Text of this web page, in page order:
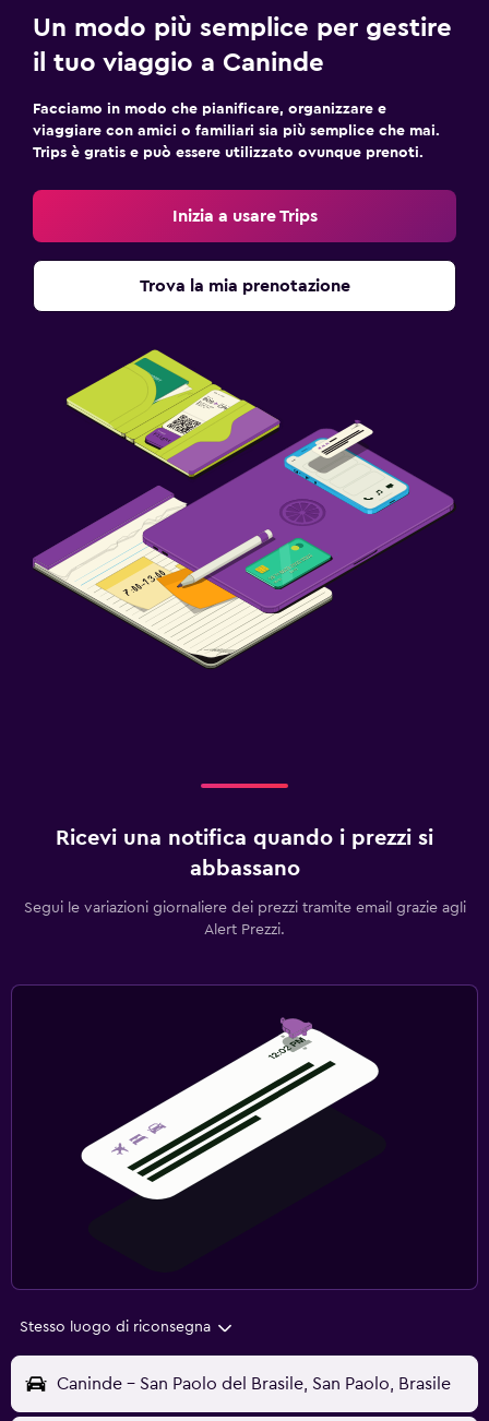
Un modo più semplice per gestire
il tuo viaggio a Caninde
Facciamo in modo che pianificare, organizzare e
viaggiare con amici o familiari sia più semplice che mai.
Trips è gratis e può essere utilizzato ovunque prenoti.
Inizia a usare Trips
Trova la mia prenotazione
Ricevi una notifica quando i prezzi si
abbassano
Segui le variazioni giornaliere dei prezzi tramite email grazie agli
Alert Prezzi.
Stesso luogo di riconsegna
Caninde - San Paolo del Brasile, San Paolo, Brasile